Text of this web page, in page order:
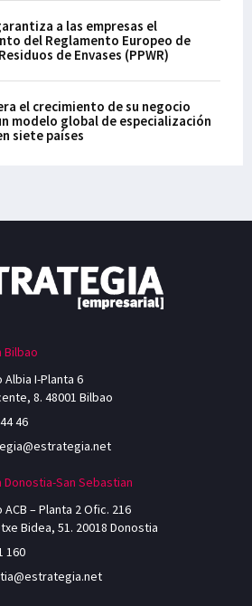
a las empresas el
del Reglamento Europeo de
de Envases (PPWR)
el crecimiento de su negocio
modelo global de especialización
siete países
Bilbao
Albia I-Planta 6
8. 48001 Bilbao
46
Donostia-San Sebastian
– Planta 2 Ofic. 216
Bidea, 51. 20018 Donostia
160